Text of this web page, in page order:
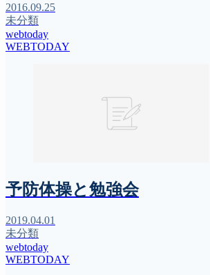
2016.09.25
未分類
webtoday
WEBTODAY
予防体操と勉強会
2019.04.01
未分類
webtoday
WEBTODAY